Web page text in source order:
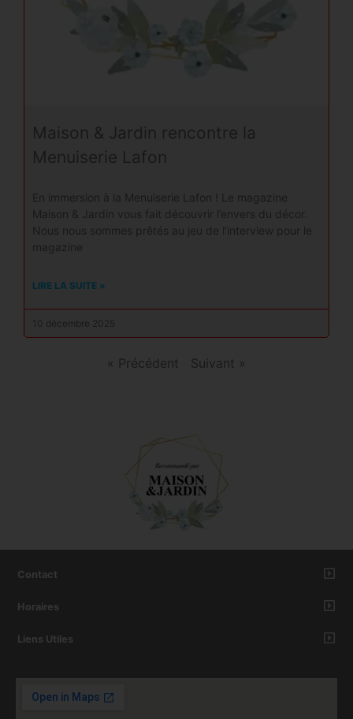
Maison & Jardin rencontre la
Menuiserie Lafon
En immersion à la Menuiserie Lafon ! Le magazine
Maison & Jardin vous fait découvrir l’envers du décor.
Nous nous sommes prêtés au jeu de l’interview pour le
magazine
LIRE LA SUITE »
10 décembre 2025
« Précédent Suivant »
Contact
Horaires
Liens Utiles